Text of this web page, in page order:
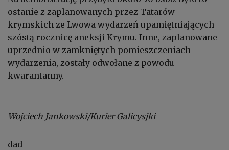
ostanie z zaplanowanych przez Tatarów
krymskich ze Lwowa wydarzeń upamiętniających
szóstą rocznicę aneksji Krymu. Inne, zaplanowane
uprzednio w zamkniętych pomieszczeniach
wydarzenia, zostały odwołane z powodu
kwarantanny.
Wojciech Jankowski/Kurier Galicysjki
dad